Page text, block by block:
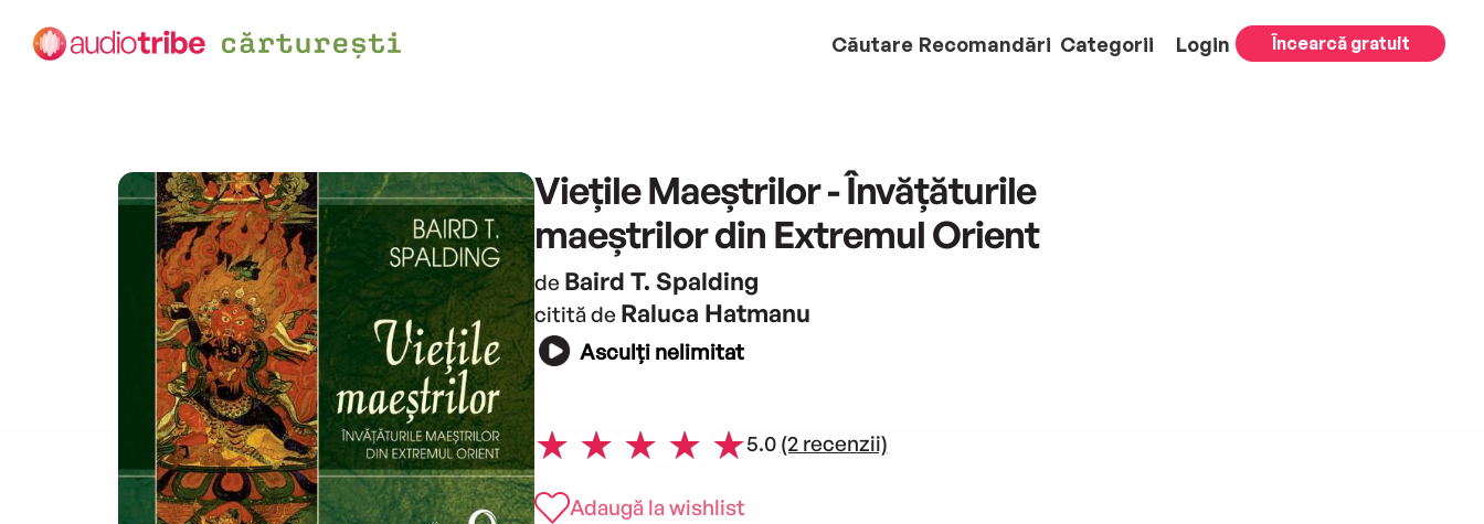
Căutare Recomandări Categorii Login Încearcă gratuit
Viețile Maeștrilor - Învățăturile
maeștrilor din Extremul Orient
de Baird T. Spalding
citită de Raluca Hatmanu
Asculți nelimitat
5.0 (2 recenzii)
Adaugă la wishlist